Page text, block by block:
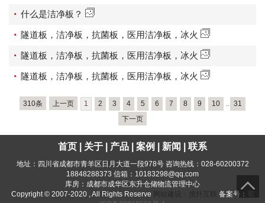
· 什么是洁净板？
· 隧道板，洁净板，抗菌板，医用洁净板，冰火
· 隧道板，洁净板，抗菌板，医用洁净板，冰火
· 隧道板，洁净板，抗菌板，医用洁净板，冰火
310条 上一页 1 2 3 4 5 6 7 8 9 10 .. 31
下一页
首页 关于 产品 案例 新闻 联系
地址：四川省成都市青羊区日月大道一段978号 咨询热线：028-60200372
18848288373 信箱： 10183298@qq.com
库房： 成都市成华区东升仓储物流管理中心
Copyright © 2007-2020 , All Rights Reserve 网站建设：搜扑互联 备案号：